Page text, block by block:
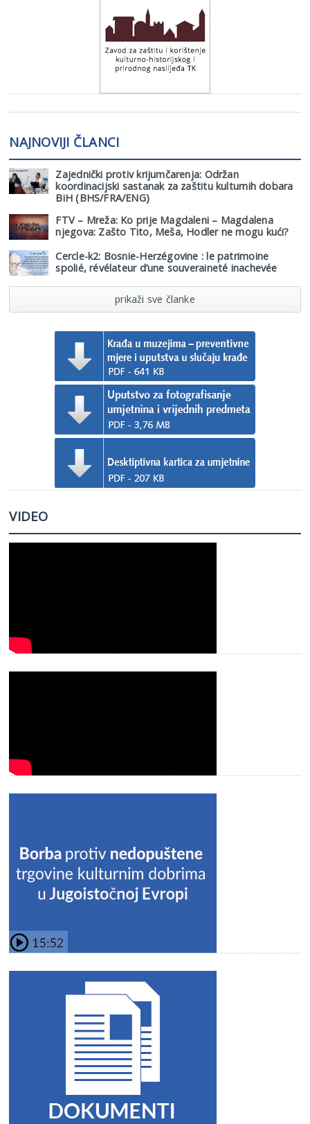
NAJNOVIJI ČLANCI
Zajednički protiv krijumčarenja: Održan
koordinacijski sastanak za zaštitu kulturnih dobara
BiH (BHS/FRA/ENG)
FTV – Mreža: Ko prije Magdaleni – Magdalena
njegova: Zašto Tito, Meša, Hodler ne mogu kući?
Cercle-k2: Bosnie-Herzégovine : le patrimoine
spolié, révélateur d’une souveraineté inachevée
prikaži sve članke
VIDEO